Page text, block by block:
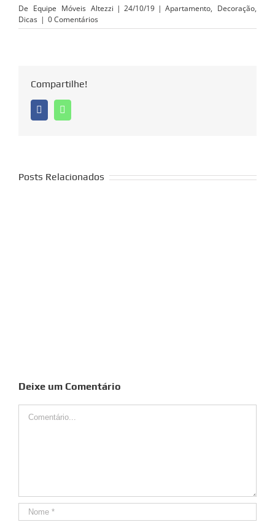
De Equipe Móveis Altezzi | 24/10/19 | Apartamento, Decoração,
Dicas | 0 Comentários
Compartilhe!
Facebook
Posts Relacionados
Deixe um Comentário